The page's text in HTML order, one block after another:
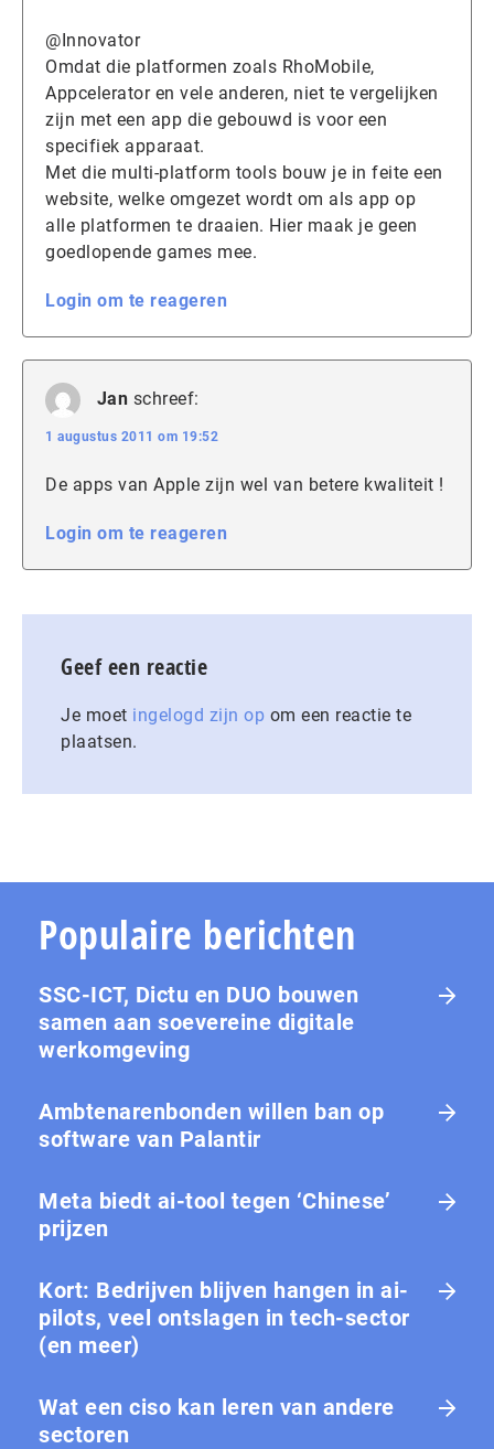
@Innovator
Omdat die platformen zoals RhoMobile,
Appcelerator en vele anderen, niet te vergelijken
zijn met een app die gebouwd is voor een
specifiek apparaat.
Met die multi-platform tools bouw je in feite een
website, welke omgezet wordt om als app op
alle platformen te draaien. Hier maak je geen
goedlopende games mee.
Login om te reageren
Jan schreef:
1 augustus 2011 om 19:52
De apps van Apple zijn wel van betere kwaliteit !
Login om te reageren
Geef een reactie
Je moet ingelogd zijn op om een reactie te
plaatsen.
Populaire berichten
SSC-ICT, Dictu en DUO bouwen
samen aan soevereine digitale
werkomgeving
Ambtenarenbonden willen ban op
software van Palantir
Meta biedt ai-tool tegen ‘Chinese’
prijzen
Kort: Bedrijven blijven hangen in ai-
pilots, veel ontslagen in tech-sector
(en meer)
Wat een ciso kan leren van andere
sectoren